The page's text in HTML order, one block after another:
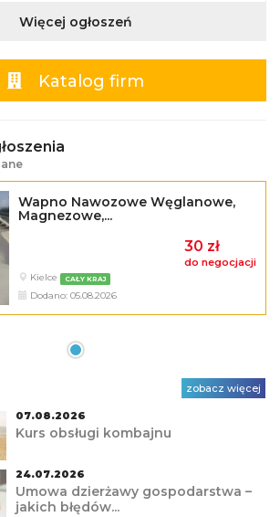
Więcej ogłoszeń
Katalog firm
Wapno Nawozowe Węglanowe,
Magnezowe,...
30 zł
do negocjacji
Kielce CAŁY KRAJ
Dodano: 05.08.2026
zobacz więcej
07.08.2026
Kurs obsługi kombajnu
24.07.2026
Umowa dzierżawy gospodarstwa –
jakich błędów...